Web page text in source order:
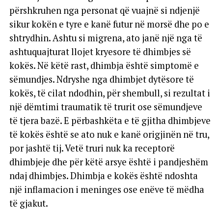
përshkruhen nga personat që vuajnë si ndjenjë
sikur kokën e tyre e kanë futur në morsë dhe po e
shtrydhin. Ashtu si migrena, ato janë një nga të
ashtuquajturat llojet kryesore të dhimbjes së
kokës. Në këtë rast, dhimbja është simptomë e
sëmundjes. Ndryshe nga dhimbjet dytësore të
kokës, të cilat ndodhin, për shembull, si rezultat i
një dëmtimi traumatik të trurit ose sëmundjeve
të tjera bazë. E përbashkëta e të gjitha dhimbjeve
të kokës është se ato nuk e kanë origjinën në tru,
por jashtë tij. Vetë truri nuk ka receptorë
dhimbjeje dhe për këtë arsye është i pandjeshëm
ndaj dhimbjes. Dhimbja e kokës është ndoshta
një inflamacion i meninges ose enëve të mëdha
të gjakut.